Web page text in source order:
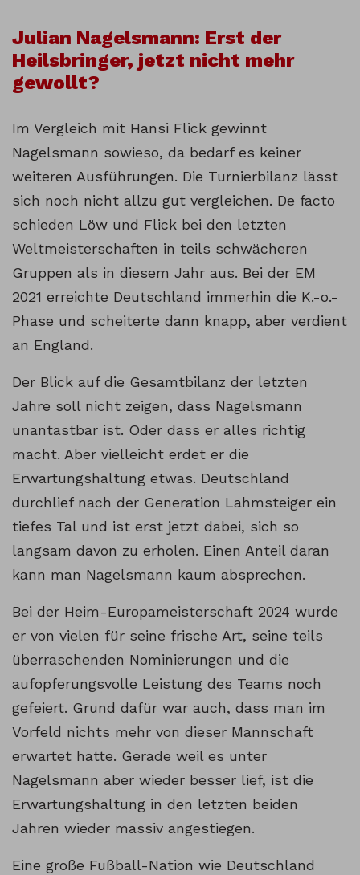
Julian Nagelsmann: Erst der
Heilsbringer, jetzt nicht mehr
gewollt?
Im Vergleich mit Hansi Flick gewinnt
Nagelsmann sowieso, da bedarf es keiner
weiteren Ausführungen. Die Turnierbilanz lässt
sich noch nicht allzu gut vergleichen. De facto
schieden Löw und Flick bei den letzten
Weltmeisterschaften in teils schwächeren
Gruppen als in diesem Jahr aus. Bei der EM
2021 erreichte Deutschland immerhin die K.-o.-
Phase und scheiterte dann knapp, aber verdient
an England.
Der Blick auf die Gesamtbilanz der letzten
Jahre soll nicht zeigen, dass Nagelsmann
unantastbar ist. Oder dass er alles richtig
macht. Aber vielleicht erdet er die
Erwartungshaltung etwas. Deutschland
durchlief nach der Generation Lahmsteiger ein
tiefes Tal und ist erst jetzt dabei, sich so
langsam davon zu erholen. Einen Anteil daran
kann man Nagelsmann kaum absprechen.
Bei der Heim-Europameisterschaft 2024 wurde
er von vielen für seine frische Art, seine teils
überraschenden Nominierungen und die
aufopferungsvolle Leistung des Teams noch
gefeiert. Grund dafür war auch, dass man im
Vorfeld nichts mehr von dieser Mannschaft
erwartet hatte. Gerade weil es unter
Nagelsmann aber wieder besser lief, ist die
Erwartungshaltung in den letzten beiden
Jahren wieder massiv angestiegen.
Eine große Fußball-Nation wie Deutschland